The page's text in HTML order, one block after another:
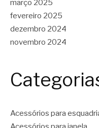
março 2025
fevereiro 2025
dezembro 2024
novembro 2024
Acessórios para